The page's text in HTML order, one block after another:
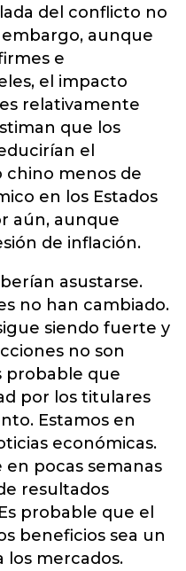
del conflicto no
embargo, aunque
e
el impacto
relativamente
que los
el
menos de
en los Estados
aún, aunque
de inflación.
asustarse.
no han cambiado.
siendo fuerte y
no son
probable que
por los titulares
Estamos en
económicas.
pocas semanas
resultados
probable que el
beneficios sea un
los mercados.